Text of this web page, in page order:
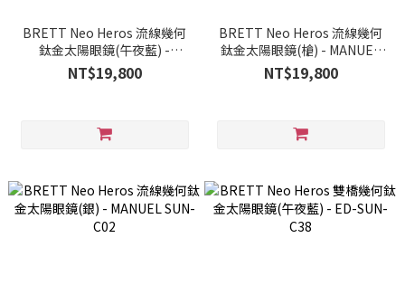
BRETT Neo Heros 流線幾何
鈦金太陽眼鏡(午夜藍) -
MANUEL SUN-C38
NT$19,800
BRETT Neo Heros 流線幾何
鈦金太陽眼鏡(槍) - MANUEL
SUN-C06
NT$19,800